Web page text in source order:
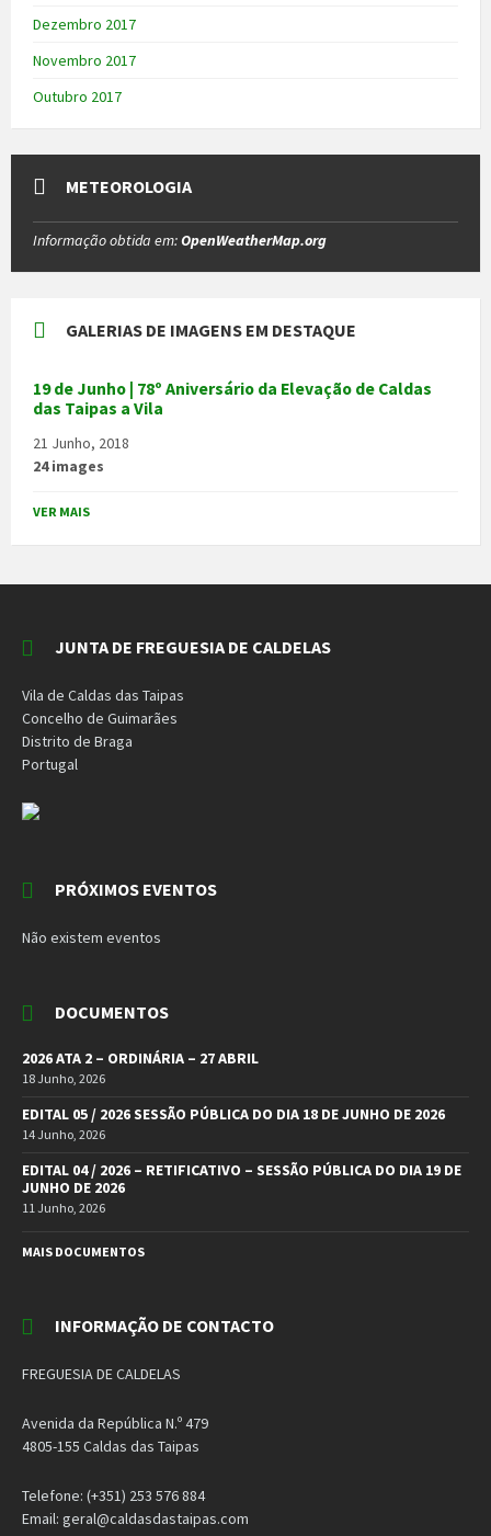
Dezembro 2017
Novembro 2017
Outubro 2017
METEOROLOGIA
Informação obtida em:OpenWeatherMap.org
GALERIAS DE IMAGENS EM DESTAQUE
19 de Junho | 78º Aniversário da Elevação de Caldas
das Taipas a Vila
21 Junho, 2018
24 images
VER MAIS
JUNTA DE FREGUESIA DE CALDELAS
Vila de Caldas das Taipas
Concelho de Guimarães
Distrito de Braga
Portugal
PRÓXIMOS EVENTOS
Não existem eventos
DOCUMENTOS
2026 ATA 2 – ORDINÁRIA – 27 ABRIL
18 Junho, 2026
EDITAL 05 / 2026 SESSÃO PÚBLICA DO DIA 18 DE JUNHO DE 2026
14 Junho, 2026
EDITAL 04 / 2026 – RETIFICATIVO – SESSÃO PÚBLICA DO DIA 19 DE
JUNHO DE 2026
11 Junho, 2026
MAIS DOCUMENTOS
INFORMAÇÃO DE CONTACTO
FREGUESIA DE CALDELAS
Avenida da República N.º 479
4805-155 Caldas das Taipas
Telefone: (+351) 253 576 884
Email: geral@caldasdastaipas.com